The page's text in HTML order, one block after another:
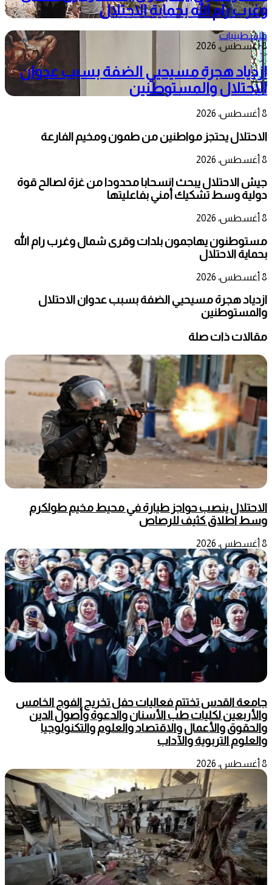
وغرب رام الله بحماية الاحتلال
فلسطينيات
8 أغسطس، 2026
ازدياد هجرة مسيحيي الضفة بسبب عدوان
الاحتلال والمستوطنين
8 أغسطس، 2026
الاحتلال يحتجز مواطنين من طمون ومخيم الفارعة
8 أغسطس، 2026
جيش الاحتلال يبحث انسحابا محدودا من غزة لصالح قوة
دولية وسط تشكيك أمني بفاعليتها
8 أغسطس، 2026
مستوطنون يهاجمون بلدات وقرى شمال وغرب رام الله
بحماية الاحتلال
8 أغسطس، 2026
ازدياد هجرة مسيحيي الضفة بسبب عدوان الاحتلال
والمستوطنين
مقالات ذات صلة
الاحتلال ينصب حواجز طيارة في محيط مخيم طولكرم
وسط اطلاق كثيف للرصاص
8 أغسطس، 2026
جامعة القدس تختتم فعاليات حفل تخريج الفوج الخامس
والأربعين لكليات طب الأسنان والدعوة وأصول الدين
والحقوق والأعمال والاقتصاد والعلوم والتكنولوجيا
والعلوم التربوية والآداب
8 أغسطس، 2026